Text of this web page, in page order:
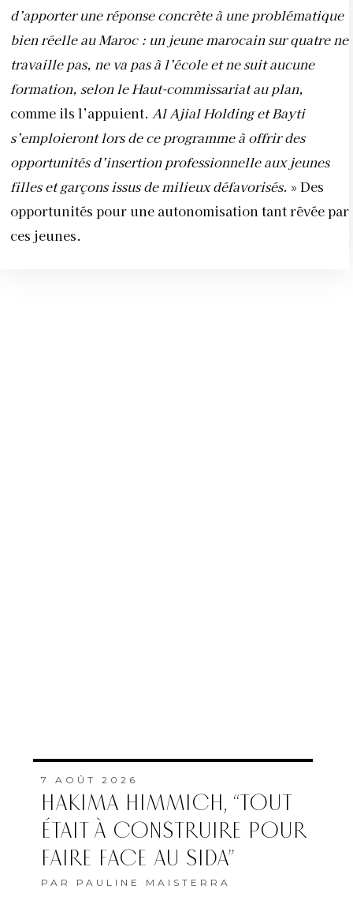
d’apporter une réponse concrète à une problématique
bien réelle au Maroc : un jeune marocain sur quatre ne
travaille pas, ne va pas à l’école et ne suit aucune
formation, selon le Haut-commissariat au plan,
comme ils l’appuient. Al Ajial Holding et Bayti
s’emploieront lors de ce programme à offrir des
opportunités d’insertion professionnelle aux jeunes
filles et garçons issus de milieux défavorisés. » Des
opportunités pour une autonomisation tant rêvée par
ces jeunes.
7 AOÛT 2026
HAKIMA HIMMICH, “TOUT
ÉTAIT À CONSTRUIRE POUR
FAIRE FACE AU SIDA”
PAR PAULINE MAISTERRA